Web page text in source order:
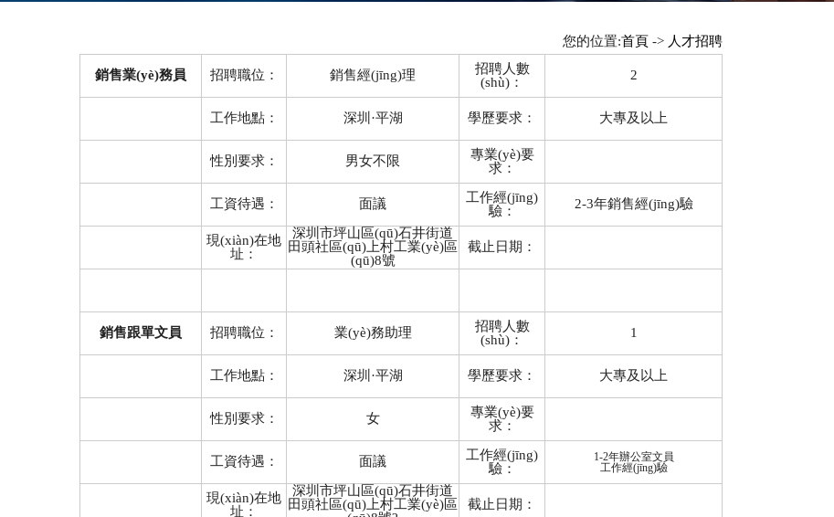
您的位置:首頁 -> 人才招聘
銷售業(yè)務員 招聘職位： 銷售經(jīng)理
招聘人數
(shù)：
2
工作地點： 深圳·平湖 學歷要求： 大專及以上
性別要求： 男女不限
專業(yè)要
求：
工資待遇： 面議
工作經(jīng)
驗：
2-3年銷售經(jīng)驗
現(xiàn)在地
址：
深圳市坪山區(qū)石井街道
田頭社區(qū)上村工業(yè)區
(qū)8號
截止日期：
銷售跟單文員 招聘職位： 業(yè)務助理
招聘人數
(shù)：
1
工作地點： 深圳·平湖 學歷要求： 大專及以上
性別要求： 女
專業(yè)要
求：
工資待遇： 面議
工作經(jīng)
驗：
1-2年辦公室文員
工作經(jīng)驗
現(xiàn)在地
址：
深圳市坪山區(qū)石井街道
田頭社區(qū)上村工業(yè)區
截止日期：